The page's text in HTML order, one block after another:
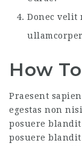
Donec velit
How
Praesent
egestas non
posuere
posuere